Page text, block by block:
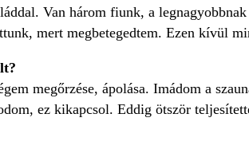
Van három fiunk, a
mert megbetegedtem. Ezen kívül
megőrzése, ápolása. Imádom a
ez kikapcsol. Eddig ötször